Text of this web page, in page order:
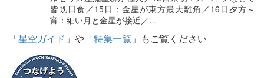
皆既日食／15日：金星が東方最大離角／16日夕方～
宵：細い月と金星が接近／…
「星空ガイド 」や「特集一覧 」もご覧ください